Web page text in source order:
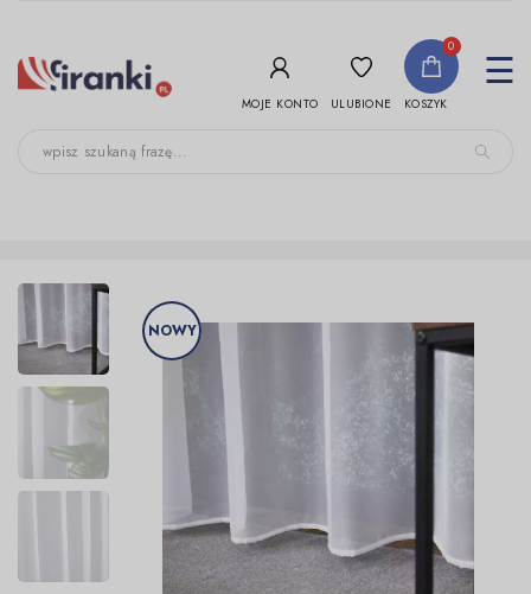
MOJE KONTO ULUBIONE
0
KOSZYK
☰
NOWY